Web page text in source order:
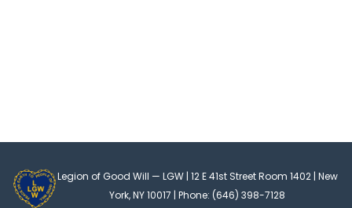
Legion of Good Will — LGW | 12 E 41st Street Room 1402 | New
York, NY 10017 | Phone: (646) 398-7128